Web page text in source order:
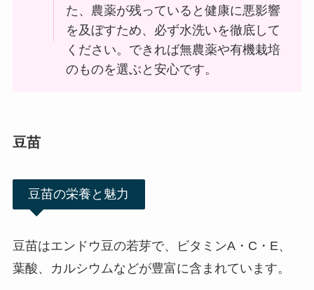
た、農薬が残っていると健康に悪影響
を及ぼすため、必ず水洗いを徹底して
ください。できれば無農薬や有機栽培
のものを選ぶと安心です。
豆苗
豆苗の栄養と魅力
豆苗はエンドウ豆の若芽で、ビタミンA・C・E、
葉酸、カルシウムなどが豊富に含まれています。